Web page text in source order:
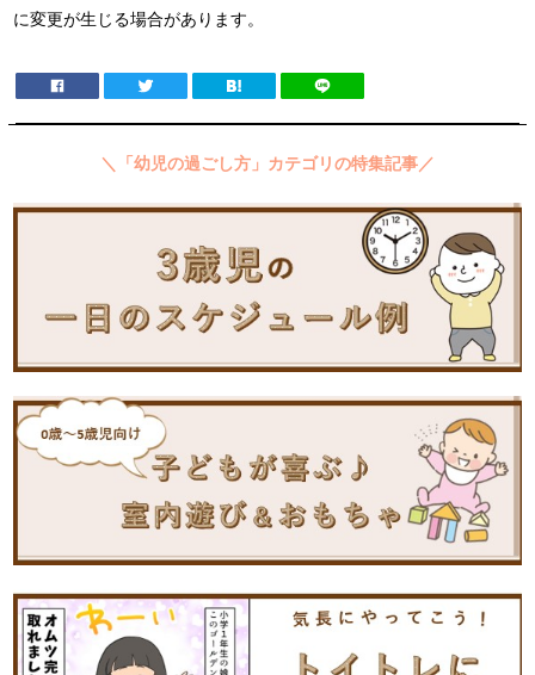
に変更が生じる場合があります。
＼「幼児の過ごし方」カテゴリの特集記事／